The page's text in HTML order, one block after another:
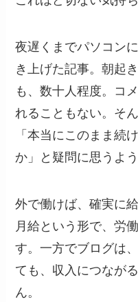
夜遅くまでパソコン
き上げた記事。朝起
も、数十人程度。コ
れることもない。そ
「本当にこのまま続
か」と疑問に思うよ
外で働けば、確実に
月給という形で、労
す。一方でブログは
ても、収入につなが
ん。